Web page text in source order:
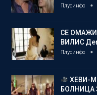
Плусинфо
СЕ ОМАЖИ
ВИЛИС
Плусинфо
ХЕВИ-
БОЛНИЦА